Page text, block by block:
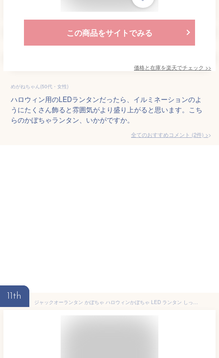
この商品をサイトでみる
価格と在庫を楽天でチェック >>
めがねちゃん(50代・女性)
ハロウィン用のLEDランタンだったら、イルミネーションのよ
うにたくさん飾ると雰囲気がより盛り上がると思います。こち
らのかぼちゃランタン、いかがですか。
全てのおすすめコメント (2件) >
11th
ジャックオーランタン かぼちゃ ハロウィンかぼちゃ LED ランタン しっかり光る 飾り 装飾 飾り付け ライト 単三電池